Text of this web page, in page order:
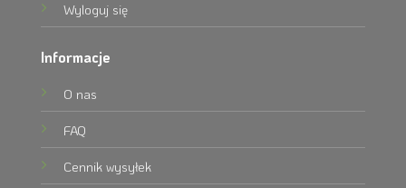
Wyloguj się
Informacje
O nas
FAQ
Cennik wysyłek